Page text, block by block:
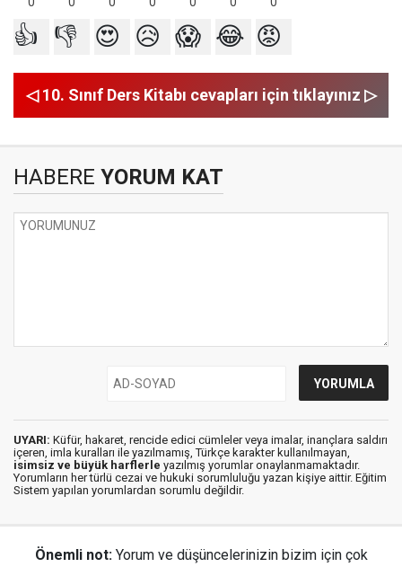
👍 👎 😍 😥 😱 😂 😡
◁ 10. Sınıf Ders Kitabı cevapları için tıklayınız ▷
HABERE YORUM KAT
UYARI: Küfür, hakaret, rencide edici cümleler veya imalar, inançlara saldırı
içeren, imla kuralları ile yazılmamış, Türkçe karakter kullanılmayan,
isimsiz ve büyük harflerle yazılmış yorumlar onaylanmamaktadır.
Yorumların her türlü cezai ve hukuki sorumluluğu yazan kişiye aittir. Eğitim
Sistem yapılan yorumlardan sorumlu değildir.
Önemli not: Yorum ve düşüncelerinizin bizim için çok